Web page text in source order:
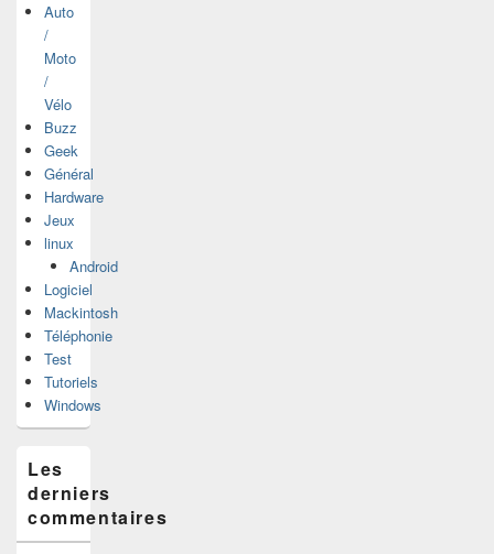
Auto
/
Moto
/
Vélo
Buzz
Geek
Général
Hardware
Jeux
linux
Android
Logiciel
Mackintosh
Téléphonie
Test
Tutoriels
Windows
Les
derniers
commentaires